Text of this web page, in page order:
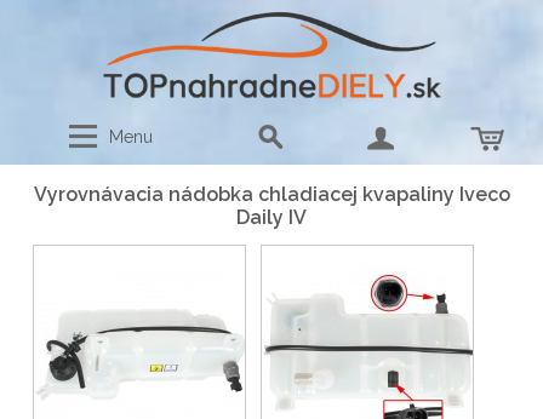
Menu
Vyrovnávacia nádobka chladiacej kvapaliny Iveco
Daily IV